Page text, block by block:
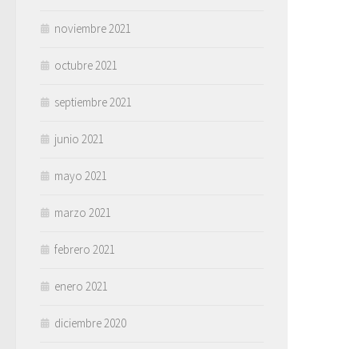
noviembre 2021
octubre 2021
septiembre 2021
junio 2021
mayo 2021
marzo 2021
febrero 2021
enero 2021
diciembre 2020